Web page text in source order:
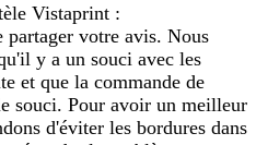
Vistaprint :
votre avis. Nous
y a un souci avec les
et que la commande de
souci. Pour avoir un meilleur
d'éviter les bordures dans